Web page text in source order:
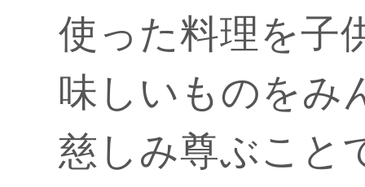
使った料理を子
味しいものをみ
慈しみ尊ぶこと